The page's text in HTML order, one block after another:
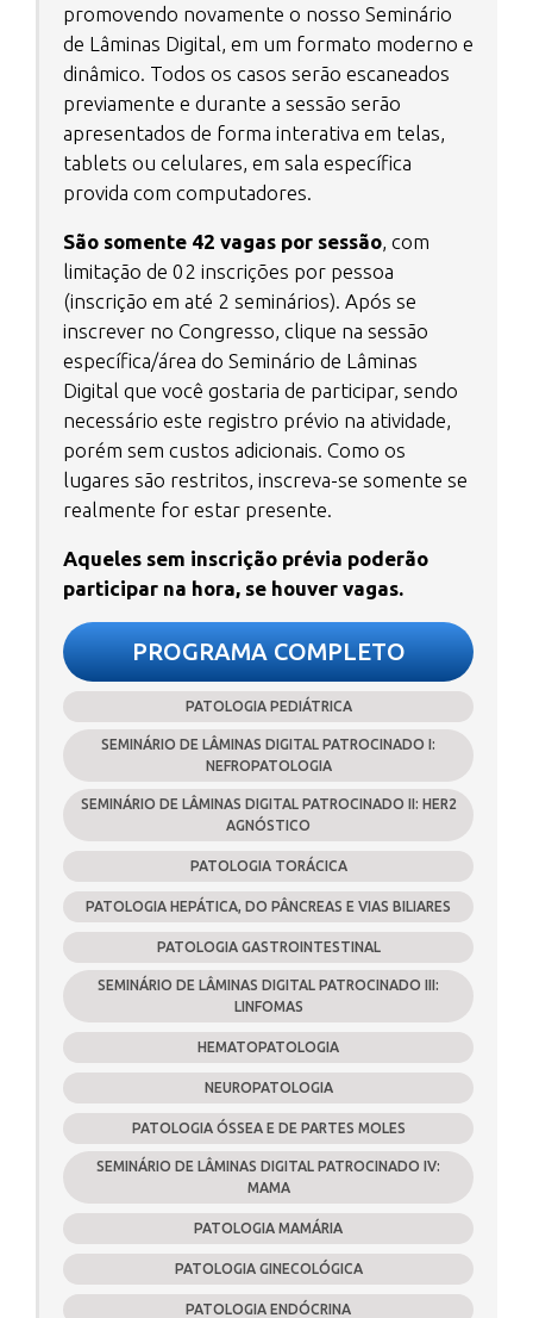
promovendo novamente o nosso Seminário
de Lâminas Digital, em um formato moderno e
dinâmico. Todos os casos serão escaneados
previamente e durante a sessão serão
apresentados de forma interativa em telas,
tablets ou celulares, em sala específica
provida com computadores.
São somente 42 vagas por sessão, com
limitação de 02 inscrições por pessoa
(inscrição em até 2 seminários). Após se
inscrever no Congresso, clique na sessão
específica/área do Seminário de Lâminas
Digital que você gostaria de participar, sendo
necessário este registro prévio na atividade,
porém sem custos adicionais. Como os
lugares são restritos, inscreva-se somente se
realmente for estar presente.
Aqueles sem inscrição prévia poderão
participar na hora, se houver vagas.
PROGRAMA COMPLETO
PATOLOGIA PEDIÁTRICA
SEMINÁRIO DE LÂMINAS DIGITAL PATROCINADO I:
NEFROPATOLOGIA
SEMINÁRIO DE LÂMINAS DIGITAL PATROCINADO II: HER2
AGNÓSTICO
PATOLOGIA TORÁCICA
PATOLOGIA HEPÁTICA, DO PÂNCREAS E VIAS BILIARES
PATOLOGIA GASTROINTESTINAL
SEMINÁRIO DE LÂMINAS DIGITAL PATROCINADO III:
LINFOMAS
HEMATOPATOLOGIA
NEUROPATOLOGIA
PATOLOGIA ÓSSEA E DE PARTES MOLES
SEMINÁRIO DE LÂMINAS DIGITAL PATROCINADO IV:
MAMA
PATOLOGIA MAMÁRIA
PATOLOGIA GINECOLÓGICA
PATOLOGIA ENDÓCRINA